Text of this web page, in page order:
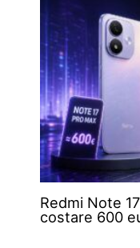
Redmi Note
costare 600